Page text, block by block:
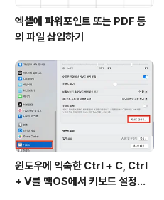
엑셀에 파워포인트 또는 PDF 등
의 파일 삽입하기
윈도우에 익숙한 Ctrl + C, Ctrl
+ V를 맥OS에서 키보드 설정하